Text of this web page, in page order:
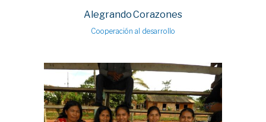
Alegrando Corazones
Cooperación al desarrollo